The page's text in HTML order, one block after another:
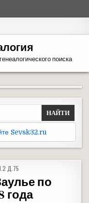
поиска
Sevsk32.ru
Д.75
по
года